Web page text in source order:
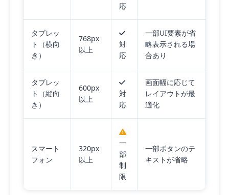
応
タブレッ
ト（横向
き）
768px
以上
対
応
一部UI要素が省
略表示される場
合あり
タブレッ
ト（縦向
き）
600px
以上
対
応
画面幅に応じて
レイアウトが最
適化
スマート
フォン
320px
以上
一
部
制
限
一部ボタンのテ
キストが省略